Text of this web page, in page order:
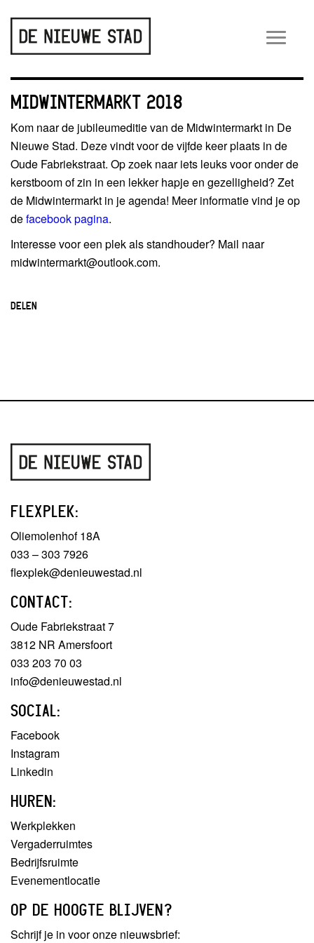
MIDWINTERMARKT 2018
Kom naar de jubileumeditie van de Midwintermarkt in De
Nieuwe Stad. Deze vindt voor de vijfde keer plaats in de
Oude Fabriekstraat. Op zoek naar iets leuks voor onder de
kerstboom of zin in een lekker hapje en gezelligheid? Zet
de Midwintermarkt in je agenda! Meer informatie vind je op
defacebook pagina.
Interesse voor een plek als standhouder? Mail naar
midwintermarkt@outlook.com.
DELEN
FLEXPLEK:
Oliemolenhof 18A
033 – 303 7926
flexplek@denieuwestad.nl
CONTACT:
Oude Fabriekstraat 7
3812 NR Amersfoort
033 203 70 03
info@denieuwestad.nl
SOCIAL:
Facebook
Instagram
Linkedin
HUREN:
Werkplekken
Vergaderruimtes
Bedrijfsruimte
Evenementlocatie
OP DE HOOGTE BLIJVEN?
Schrijf je in voor onze nieuwsbrief: